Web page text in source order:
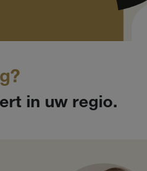
in uw regio.